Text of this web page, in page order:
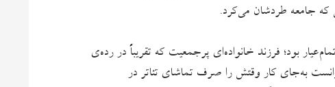
که جامعه طردشان می‌‌کرد.
بود؛ فرزند خانواده‌ای پرجمعیت که تقریباً در رده‌ی
به‌جای کار وقتش را صرف تماشای تئاتر در